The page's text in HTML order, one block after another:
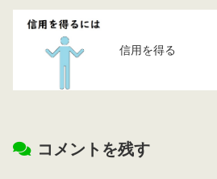
信用を得る
コメントを残す